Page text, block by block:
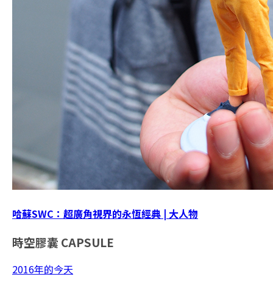
哈蘇SWC：超廣角視界的永恆經典 | 大人物
時空膠囊 CAPSULE
2016年的今天